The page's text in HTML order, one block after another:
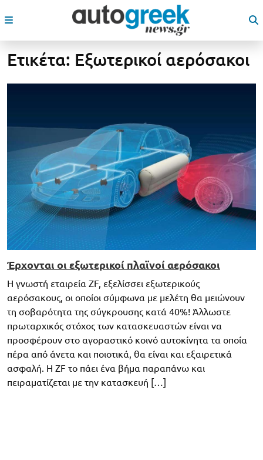
Ετικέτα: Εξωτερικοί αερόσακοι
Έρχονται οι εξωτερικοί πλαϊνοί αερόσακοι
H γνωστή εταιρεία ZF, εξελίσσει εξωτερικούς
αερόσακους, οι οποίοι σύμφωνα με μελέτη θα μειώνουν
τη σοβαρότητα της σύγκρουσης κατά 40%! Άλλωστε
πρωταρχικός στόχος των κατασκευαστών είναι να
προσφέρουν στο αγοραστικό κοινό αυτοκίνητα τα οποία
πέρα από άνετα και ποιοτικά, θα είναι και εξαιρετικά
ασφαλή. Η ZF το πάει ένα βήμα παραπάνω και
πειραματίζεται με την κατασκευή […]